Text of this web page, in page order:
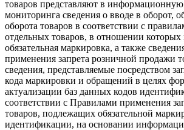
товаров представляют в
мониторинга сведения о вводе в оборот,
оборота товаров в соответствии с
отдельных товаров, в отношении которых
обязательная маркировка, а также
применения запрета розничной продажи
сведения, представляемые посредством
кода маркировки и обращений в целях
актуализации баз данных кодов
соответствии с Правилами применения
товаров, подлежащих обязательной
идентификации, на основании